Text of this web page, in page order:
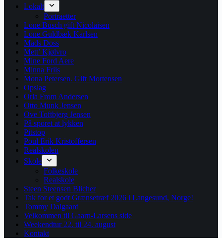
Lokalt
Portraetter
Lone Busch gift Nicolaisen
Lone Guldbæk Karlsen
Mads Doss
Mett’ Kjølvro
Mine Ford Aere
Minna Friis
Mona Petersen. Gift Mortensen
Opslag
Orla From Andersen
Otto Munk Jensen
Ove Toftbjerg Jensen
På sporet at lykken
Pitstop
Poul Erik Kristoffersen
Realskolen
Skole
Folkeskole
Realskole
Steen Steensen Blicher
Tak for et godt Grænsetræf 2026 i Langesund, Norge!
Tommy Dalgaard
Velkommen til Gaarn-Larsens side
Weekendtur 22. til 24. august
Kontakt